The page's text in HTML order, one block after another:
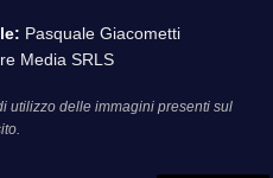
Pasquale Giacometti
Media SRLS
utilizzo delle immagini presenti sul